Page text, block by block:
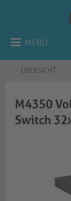
MENÜ
ÜBERSICHT
M4350
Switch